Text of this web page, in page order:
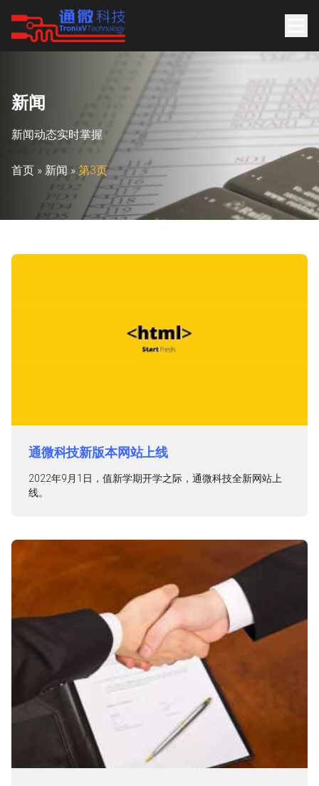
新闻
新闻动态实时掌握
首页 » 新闻 » 第3页
通微科技新版本网站上线
2022年9月1日，值新学期开学之际，通微科技全新网站上
线。